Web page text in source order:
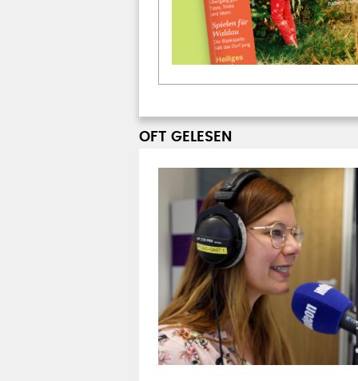
OFT GELESEN